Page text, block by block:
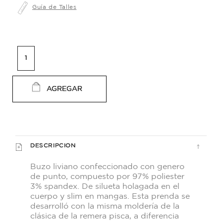
Guía de Talles
AGREGAR
DESCRIPCION
Buzo liviano confeccionado con genero
de punto, compuesto por 97% poliester
3% spandex. De silueta holagada en el
cuerpo y slim en mangas. Esta prenda se
desarrolló con la misma moldería de la
clásica de la remera pisca, a diferencia